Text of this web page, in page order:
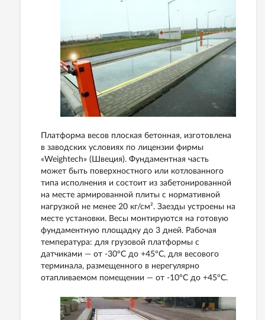
Платформа весов плоская бетонная, изготовлена
в заводских условиях по лицензии фирмы
«Weightech» (Швеция). Фундаментная часть
может быть поверхностного или котлованного
типа исполнения и состоит из забетонированной
на месте армированной плиты с нормативной
нагрузкой не менее 20 кг/см². Заезды устроены на
месте установки. Весы монтируются на готовую
фундаментную площадку до 3 дней. Рабочая
температура: для грузовой платформы с
датчиками — от -30°С до +45°С, для весового
терминала, размещенного в нерегулярно
отапливаемом помещении — от -10°С до +45°С.